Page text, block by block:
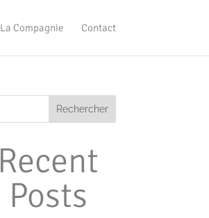
La Compagnie Contact
Rechercher
Recent
Posts